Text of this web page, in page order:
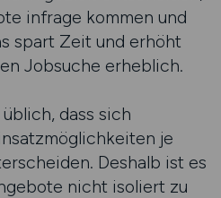
infrage kommen und
spart Zeit und erhöht
Jobsuche erheblich.
dass sich
je
Deshalb ist es
nicht isoliert zu